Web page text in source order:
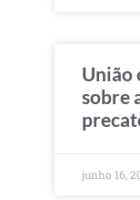
União
sobre
junho 16,